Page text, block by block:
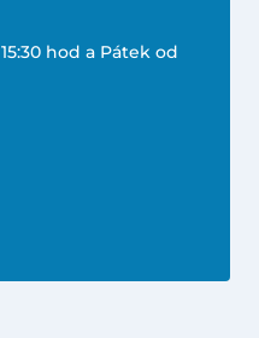
hod a Pátek od